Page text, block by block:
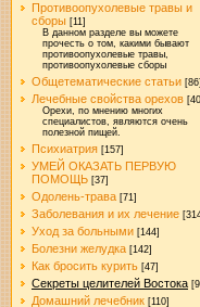
Противоопухолевые травы и
сборы [11]
В данном разделе вы можете
прочесть о том, какими бывают
противоопухолевые травы,
противоопухолевые сборы
Общетематические статьи [86]
Лечебные свойства орехов
Орехи, по мнению многих
специалистов, являются очень
полезной пищей.
Психиатрия [157]
УМЕЙ ОКАЗАТЬ ПЕРВУЮ
ПОМОЩЬ [37]
Одолень-трава [71]
Заболевания и их лечение
Уход за больными [144]
Болезни желудка [142]
Как бросить курить [47]
Секреты целителей Востока
Домашний лечебник [110]